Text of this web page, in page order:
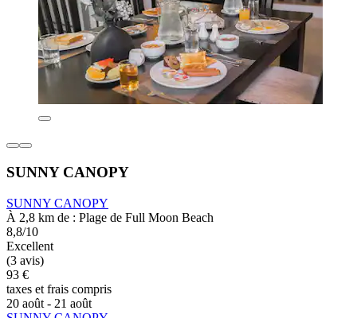
SUNNY CANOPY
SUNNY CANOPY
À 2,8 km de : Plage de Full Moon Beach
8,8/10
Excellent
(3 avis)
93 €
taxes et frais compris
20 août - 21 août